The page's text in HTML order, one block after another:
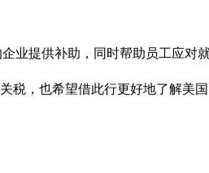
业提供补助，同时帮助员工应对就
税，也希望借此行更好地了解美